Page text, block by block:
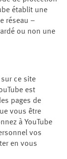
établit une
réseau –
ou non une
sur ce site
est
pages de
vous être
à YouTube
vos
en vous